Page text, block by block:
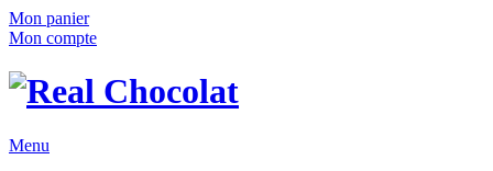
Mon panier
Mon compte
Menu